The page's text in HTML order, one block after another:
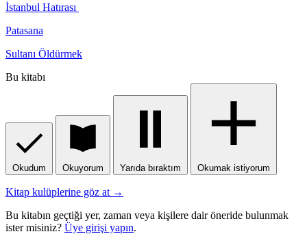
İstanbul Hatırası
Patasana
Sultanı Öldürmek
Bu kitabı
Okudum Okuyorum Yarıda bıraktım Okumak istiyorum
Kitap kulüplerine göz at →
Bu kitabın geçtiği yer, zaman veya kişilere dair öneride bulunmak
ister misiniz? Üye girişi yapın.